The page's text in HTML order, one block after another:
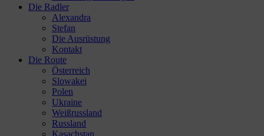
Die Radler
Alexandra
Stefan
Die Ausrüstung
Kontakt
Die Route
Österreich
Slowakei
Polen
Ukraine
Weißrussland
Russland
Kasachstan